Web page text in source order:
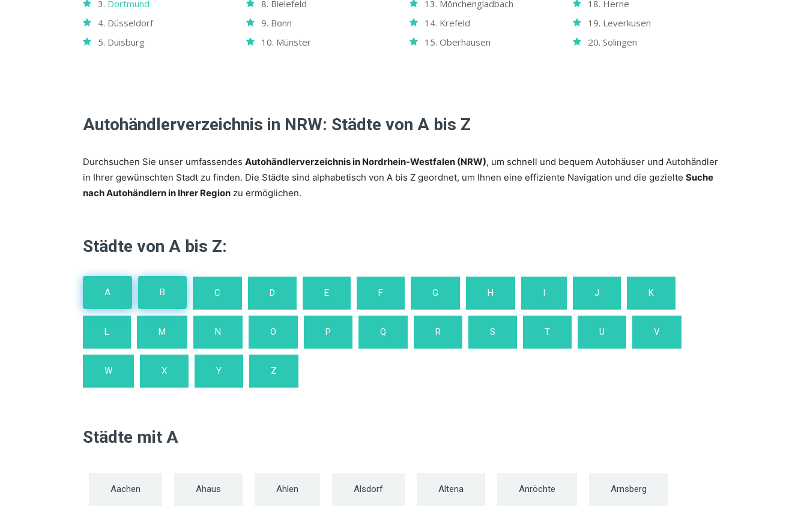
3. Dortmund
4. Düsseldorf
5. Duisburg
8. Bielefeld
9. Bonn
10. Münster
13. Mönchengladbach
14. Krefeld
15. Oberhausen
18. Herne
19. Leverkusen
20. Solingen
Autohändlerverzeichnis in NRW: Städte von A bis Z
Durchsuchen Sie unser umfassendes Autohändlerverzeichnis in Nordrhein-Westfalen (NRW), um schnell und bequem Autohäuser und Autohändler
in Ihrer gewünschten Stadt zu finden. Die Städte sind alphabetisch von A bis Z geordnet, um Ihnen eine effiziente Navigation und die gezielte Suche
nach Autohändlern in Ihrer Region zu ermöglichen.
Städte von A bis Z:
A B C D E F G H I J K
L M N O P Q R S T U V
W X Y Z
Städte mit A
Aachen Ahaus Ahlen Alsdorf Altena Anröchte Arnsberg